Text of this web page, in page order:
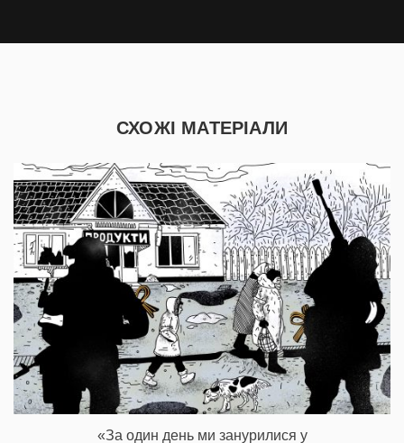
СХОЖІ МАТЕРІАЛИ
«За один день ми занурилися у